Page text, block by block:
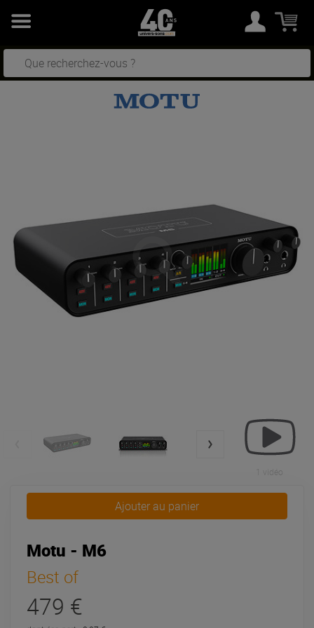
1 vidéo
Ajouter au panier
Motu - M6
Best of
479 €